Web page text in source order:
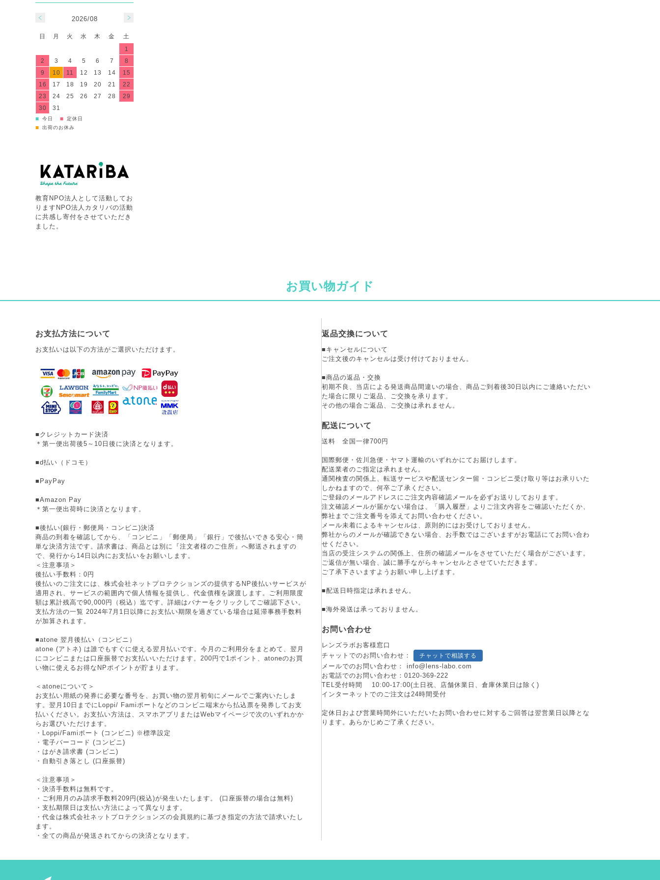
2026/08
日 月 火 水 木 金
土
1
2
3 4 5 6 7
8
9
10 11 12 13 14
15
16
17 18 19 20 21
22
23
24 25 26 27 28
29
30
31
■ 今日 ■ 定休日
■ 出荷のお休み
教育NPO法人として活動してお
りますNPO法人カタリバの活動
に共感し寄付をさせていただき
ました。
お買い物ガイド
お支払方法について
お支払いは以下の方法がご選択いただけます。
■クレジットカード決済
＊第一便出荷後5～10日後に決済となります。
■d払い（ドコモ）
■PayPay
■Amazon Pay
＊第一便出荷時に決済となります。
■後払い(銀行・郵便局・コンビニ)決済
商品の到着を確認してから、「コンビニ」「郵便局」「銀行」で後払いできる安心・簡
単な決済方法です。請求書は、商品とは別に『注文者様のご住所』へ郵送されますの
で、発行から14日以内にお支払いをお願いします。
＜注意事項＞
後払い手数料：0円
後払いのご注文には、株式会社ネットプロテクションズの提供するNP後払いサービスが
適用され、サービスの範囲内で個人情報を提供し、代金債権を譲渡します。ご利用限度
額は累計残高で90,000円（税込）迄です。詳細はバナーをクリックしてご確認下さい。
支払方法の一覧 2024年7月1日以降にお支払い期限を過ぎている場合は延滞事務手数料
が加算されます。
■atone 翌月後払い（コンビニ）
atone (アトネ) は誰でもすぐに使える翌月払いです。今月のご利用分をまとめて、翌月
にコンビニまたは口座振替でお支払いいただけます。200円で1ポイント、atoneのお買
い物に使えるお得なNPポイントが貯まります。
＜atoneについて＞
お支払い用紙の発券に必要な番号を、お買い物の翌月初旬にメールでご案内いたしま
す。翌月10日までにLoppi/ Famiポートなどのコンビニ端末から払込票を発券してお支
払いください。お支払い方法は、スマホアプリまたはWebマイページで次のいずれかか
らお選びいただけます。
・Loppi/Famiポート (コンビニ) ※標準設定
・電子バーコード (コンビニ)
・はがき請求書 (コンビニ)
・自動引き落とし (口座振替)
＜注意事項＞
・決済手数料は無料です。
・ご利用月のみ請求手数料209円(税込)が発生いたします。 (口座振替の場合は無料)
・支払期限日は支払い方法によって異なります。
・代金は株式会社ネットプロテクションズの会員規約 に基づき指定の方法で請求いたし
ます。
・全ての商品が発送されてからの決済となります。
返品交換について
■キャンセルについて
ご注文後のキャンセルは受け付けておりません。
■商品の返品・交換
初期不良、当店による発送商品間違いの場合、商品ご到着後30日以内にご連絡いただい
た場合に限りご返品、ご交換を承ります。
その他の場合ご返品、ご交換は承れません。
配送について
送料 全国一律700円
国際郵便・佐川急便・ヤマト運輸のいずれかにてお届けします。
配送業者のご指定は承れません。
通関検査の関係上、転送サービスや配送センター留・コンビニ受け取り等はお承りいた
しかねますので、何卒ご了承ください。
ご登録のメールアドレスにご注文内容確認メールを必ずお送りしております。
注文確認メールが届かない場合は、「購入履歴」よりご注文内容をご確認いただくか、
弊社までご注文番号を添えてお問い合わせください。
メール未着によるキャンセルは、原則的にはお受けしておりません。
弊社からのメールが確認できない場合、お手数ではございますがお電話にてお問い合わ
せください。
当店の受注システムの関係上、住所の確認メールをさせていただく場合がございます。
ご返信が無い場合、誠に勝手ながらキャンセルとさせていただきます。
ご了承下さいますようお願い申し上げます。
■配送日時指定は承れません。
■海外発送は承っておりません。
お問い合わせ
レンズラボお客様窓口
チャットでのお問い合わせ：
チャットで相談する
メールでのお問い合わせ： info@lens-labo.com
お電話でのお問い合わせ： 0120-369-222
TEL受付時間 10:00-17:00(土日祝、店舗休業日、倉庫休業日は除く)
インターネットでのご注文は24時間受付
定休日および営業時間外にいただいたお問い合わせに対するご回答は翌営業日以降とな
ります。あらかじめご了承ください。